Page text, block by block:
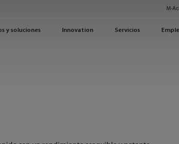
y soluciones Innovation Servicios
M-